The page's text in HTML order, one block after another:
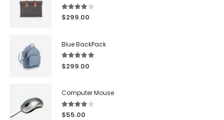
4.00out of 5
$299.00
Blue BackPack
5.00out of 5
$299.00
Computer Mouse
4.00out of 5
$55.00